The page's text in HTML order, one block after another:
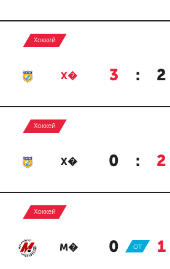
Хоккей
Х� 3 : 2
Хоккей
Х� 0 : 2
Хоккей
М� 0 : 1
ОТ